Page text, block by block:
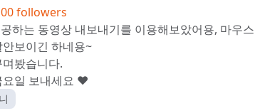
followers
하는 동영상 내보내기를 이용해보았어용, 마우
보이긴 하네용~
봤습니다.
요일 보내세요 ❤️